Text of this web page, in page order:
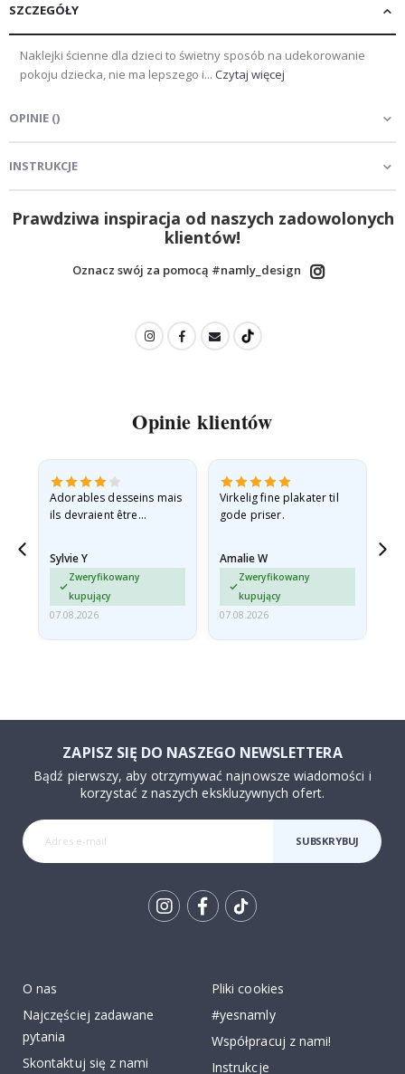
SZCZEGÓŁY
Naklejki ścienne dla dzieci to świetny sposób na udekorowanie
pokoju dziecka, nie ma lepszego i... Czytaj więcej
OPINIE ()
INSTRUKCJE
Prawdziwa inspiracja od naszych zadowolonych
klientów!
Oznacz swój za pomocą #namly_design
Opinie klientów
Adorables desseins mais
ils devraient être
sont arrivés roulés et un…
Sylvie Y
Zweryfikowany
kupujący
07.08.2026
Virkelig fine plakater til
gode priser.
Amalie W
Zweryfikowany
kupujący
07.08.2026
ZAPISZ SIĘ DO NASZEGO NEWSLETTERA
Bądź pierwszy, aby otrzymywać najnowsze wiadomości i
korzystać z naszych ekskluzywnych ofert.
SUBSKRYBUJ
O nas
Najczęściej zadawane
pytania
Skontaktuj się z nami
Pliki cookies
#yesnamly
Współpracuj z nami!
Instrukcje